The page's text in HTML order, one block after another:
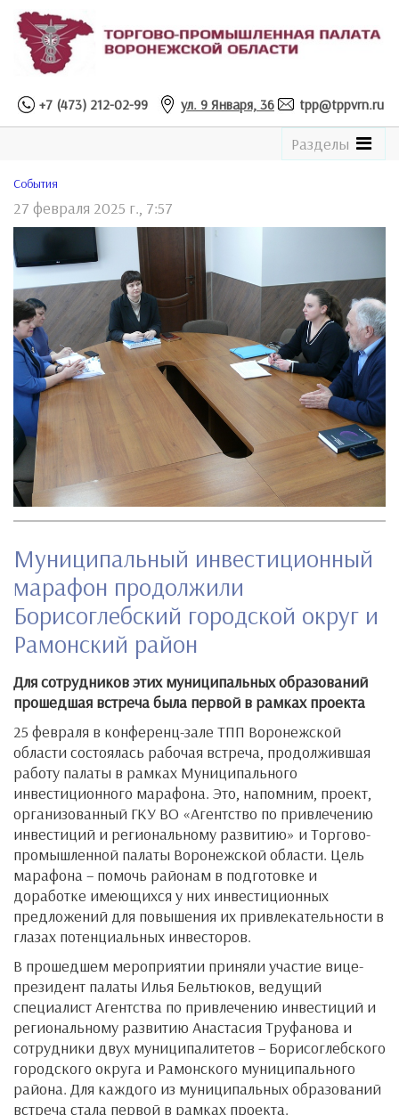
+7 (473) 212-02-99 ул. 9 Января, 36 tpp@tppvrn.ru
See
the
Разделы
Cобытия
27 февраля 2025 г., 7:57
Муниципальный инвестиционный
марафон продолжили
Борисоглебский городской округ и
Рамонский район
Для сотрудников этих муниципальных образований
прошедшая встреча была первой в рамках проекта
25 февраля в конференц-зале ТПП Воронежской
области состоялась рабочая встреча, продолжившая
работу палаты в рамках Муниципального
инвестиционного марафона. Это, напомним, проект,
организованный ГКУ ВО «Агентство по привлечению
инвестиций и региональному развитию» и Торгово-
промышленной палаты Воронежской области. Цель
марафона – помочь районам в подготовке и
доработке имеющихся у них инвестиционных
предложений для повышения их привлекательности в
глазах потенциальных инвесторов.
В прошедшем мероприятии приняли участие вице-
президент палаты Илья Бельтюков, ведущий
специалист Агентства по привлечению инвестиций и
региональному развитию Анастасия Труфанова и
сотрудники двух муниципалитетов – Борисоглебского
городского округа и Рамонского муниципального
района. Для каждого из муниципальных образований
встреча стала первой в рамках проекта.